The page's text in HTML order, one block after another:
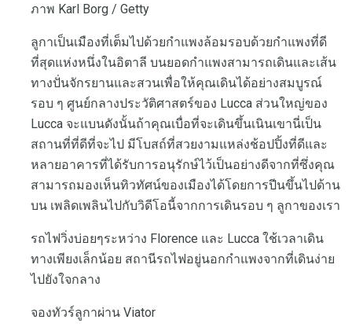
ภาพ Karl Borg / Getty
ลูกาเป็นเมืองที่เต็มไปด้วยกำแพงล้อมรอบด้วยกำแพงที่ดี
ที่สุดแห่งหนึ่งในอิตาลี บนยอดกำแพงสามารถเดินและเส้น
ทางปั่นจักรยานและสวนเพื่อให้คุณเดินได้อย่างสมบูรณ์
รอบ ๆ ศูนย์กลางประวัติศาสตร์ของ Lucca ส่วนใหญ่ของ
Lucca จะแบนดังนั้นถ้าคุณเบื่อที่จะเดินขึ้นเนินเขานี่เป็น
สถานที่ที่ดีที่จะไป มีโบสถ์ที่สวยงามแหล่งช้อปปิ้งที่ดีและ
หลายอาคารที่ได้รับการอนุรักษ์ไว้เป็นอย่างดีจากที่ซึ่งคุณ
สามารถมองเห็นทิวทัศน์ของเมืองได้โดยการปีนขึ้นไปด้าน
บน เพลิดเพลินไปกับวิดีโอนี้จากการเดินรอบ ๆ ลูกาของเรา
รถไฟวิ่งบ่อยๆระหว่าง Florence และ Lucca ใช้เวลาเดิน
ทางเพียงเล็กน้อย สถานีรถไฟอยู่นอกกำแพงจากที่เดินง่าย
ไปยังใจกลาง
จองทัวร์ลูกาผ่าน Viator